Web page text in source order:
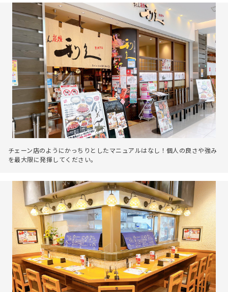
チェーン店のようにかっちりとしたマニュアルはなし！個人の良さや強み
を最大限に発揮してください。